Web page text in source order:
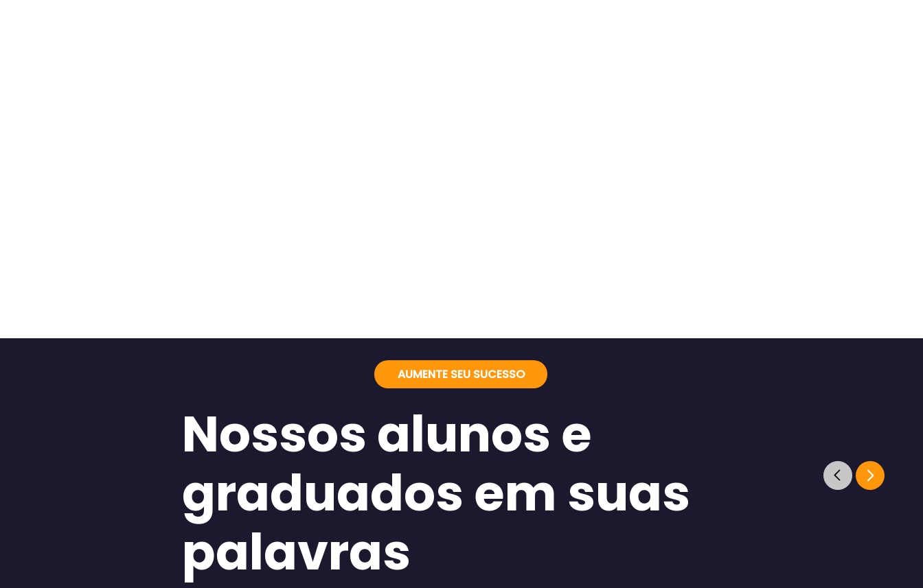
AUMENTE SEU SUCESSO
Nossos alunos e
graduados em suas
palavras